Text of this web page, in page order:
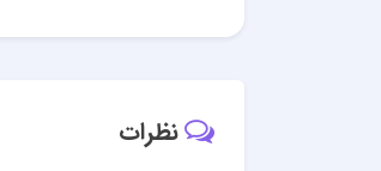
نظرات